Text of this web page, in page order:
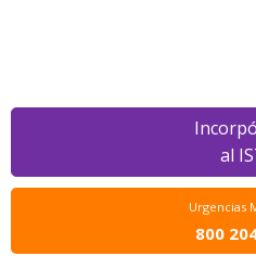
al
Urgencias
800